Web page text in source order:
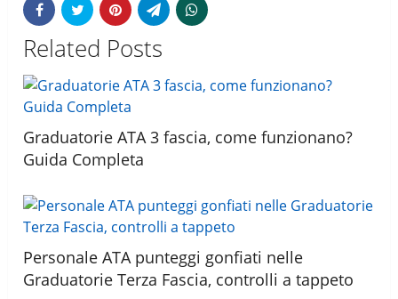
Related Posts
Graduatorie ATA 3 fascia, come funzionano?
Guida Completa
Personale ATA punteggi gonfiati nelle
Graduatorie Terza Fascia, controlli a tappeto